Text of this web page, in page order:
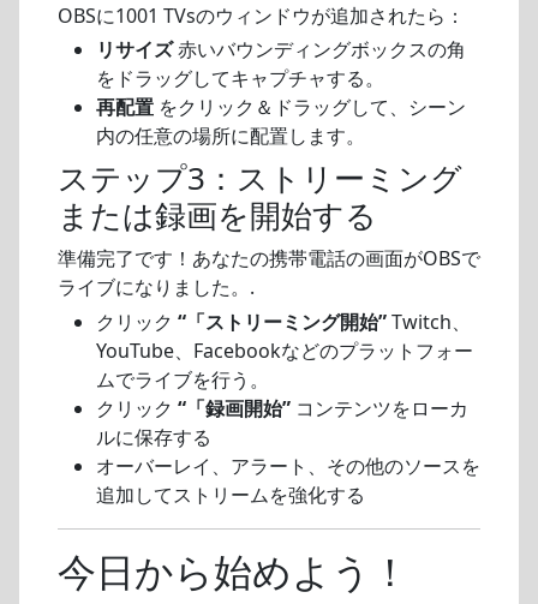
OBSに1001 TVsのウィンドウが追加されたら：
リサイズ赤いバウンディングボックスの角
をドラッグしてキャプチャする。
再配置 をクリック＆ドラッグして、シーン
内の任意の場所に配置します。
ステップ3：ストリーミング
または録画を開始する
準備完了です！あなたの携帯電話の画面がOBSで
ライブになりました。.
クリック “「ストリーミング開始”Twitch、
YouTube、Facebookなどのプラットフォー
ムでライブを行う。
クリック “「録画開始” コンテンツをローカ
ルに保存する
オーバーレイ、アラート、その他のソースを
追加してストリームを強化する
今日から始めよう！